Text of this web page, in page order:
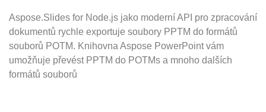
Aspose.Slides for Node.js jako moderní API pro zpracování
dokumentů rychle exportuje soubory PPTM do formátů
souborů POTM. Knihovna Aspose PowerPoint vám
umožňuje převést PPTM do POTMs a mnoho dalších
formátů souborů